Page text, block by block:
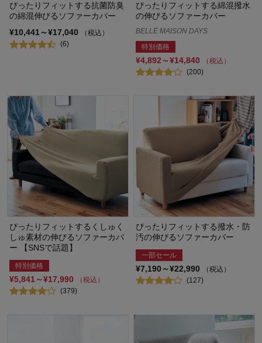
ぴったりフィットする抗菌防臭
の綿混伸びるソファーカバー
¥10,441～¥17,040
（税込）
(6)
ぴったりフィットする綿混撥水
の伸びるソファーカバー
BELLE MAISON DAYS
特別価格
¥4,892～¥14,840
（税込）
(200)
ぴったりフィットするくしゅく
しゅ素材の伸びるソファーカバ
ー 【SNSで話題】
特別価格
¥5,841～¥17,990
（税込）
(379)
ぴったりフィットする撥水・防
汚の伸びるソファーカバー
一部セール
¥7,190～¥22,990
（税込）
(127)